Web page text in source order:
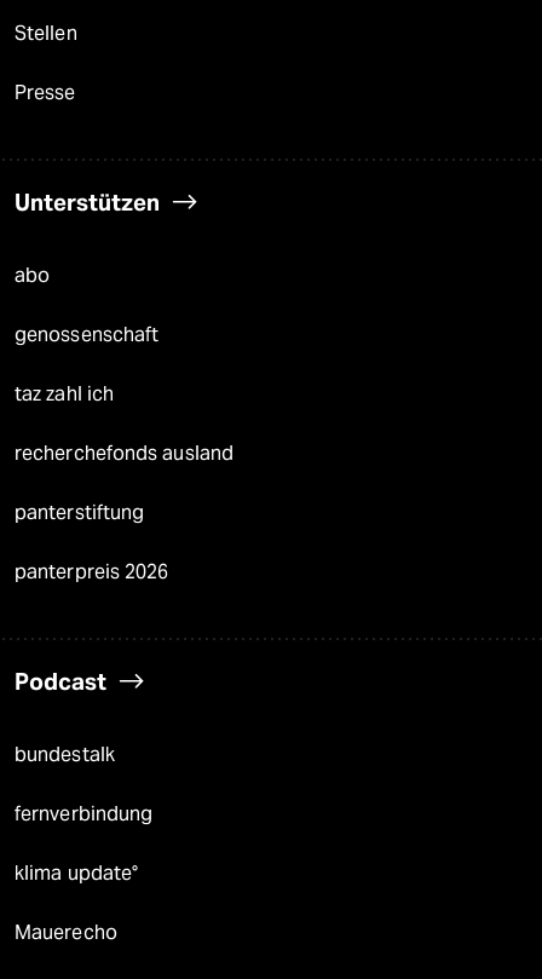
Stellen
Presse
Unterstützen
abo
genossenschaft
taz zahl ich
recherchefonds ausland
panterstiftung
panterpreis 2026
Podcast
bundestalk
fernverbindung
klima update°
Mauerecho